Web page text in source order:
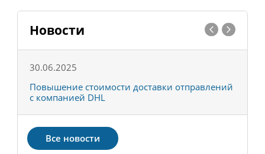
Новости
30.06.2025
Повышение стоимости доставки отправлений
с компанией DHL
Все новости